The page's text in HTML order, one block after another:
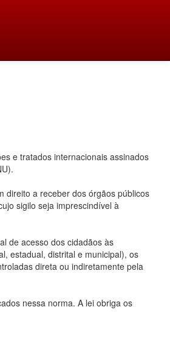
e tratados internacionais assinados
direito a receber dos órgãos públicos
sigilo seja imprescindível à
de acesso dos cidadãos às
estadual, distrital e municipal), os
direta ou indiretamente pela
nessa norma. A lei obriga os